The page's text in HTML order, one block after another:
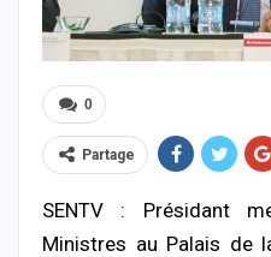
0
Partage
SENTV : Présidant
Ministres au Palais de